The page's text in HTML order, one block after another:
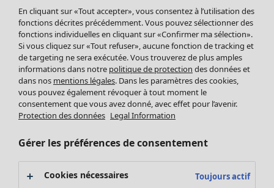
Soldes Vêtements
Tous les vêtements
Robes
Tuniques
Tops
En cliquant sur «Tout accepter», vous consentez à l’utilisation des
fonctions décrites précédemment. Vous pouvez sélectionner des
fonctions individuelles en cliquant sur «Confirmer ma sélection».
Si vous cliquez sur «Tout refuser», aucune fonction de tracking et
de targeting ne sera exécutée. Vous trouverez de plus amples
informations dans notre politique de protection des données et
dans nos mentions légales. Dans les paramètres des cookies,
vous pouvez également révoquer à tout moment le
consentement que vous avez donné, avec effet pour l’avenir.
Protection des données Legal Information
Gérer les préférences de consentement
Cookies nécessaires Toujours actif